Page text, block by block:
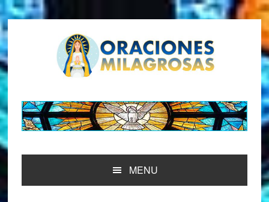
Saltar
a
la
navegación
principal
Saltar
al
contenido
principal
Saltar
a
la
barra
lateral
principal
Saltar
al
pie
de
página
MENU